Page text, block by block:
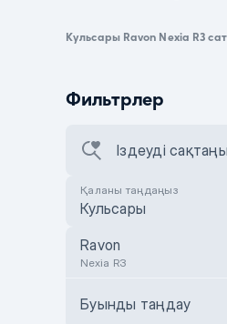
Кульсары Ravon Nexia R3
Фильтрлер
Іздеуді
Қаланы таңдаңыз
Кульсары
Ravon
Nexia R3
Буынды таңдау